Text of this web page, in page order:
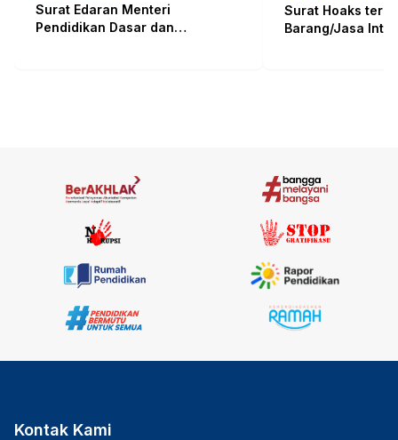
Surat Edaran Menteri
Pendidikan Dasar dan
Surat Hoaks
Barang/Jasa
Kontak Kami